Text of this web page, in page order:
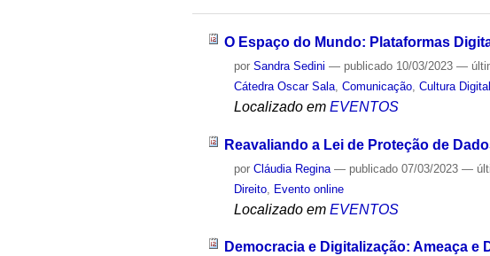
O Espaço do Mundo: Plataformas
porSandra Sedini — publicado 10/03/2023—
Cátedra Oscar Sala ,Comunicação ,Cultura Digital
Localizado em EVENTOS
Reavaliando a Lei de Proteção de
porCláudia Regina — publicado 07/03/2023—
Direito Evento online
Localizado em EVENTOS
Democracia e Digitalização: Ameaça e